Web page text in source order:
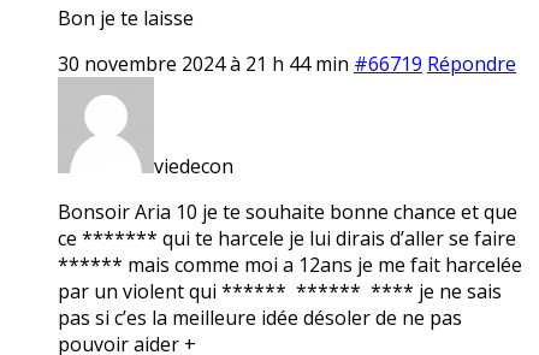
Bon je te laisse
30 novembre 2024 à 21 h 44 min #66719 Répondre
viedecon
Bonsoir Aria 10 je te souhaite bonne chance et que
ce ******* qui te harcele je lui dirais d’aller se faire
****** mais comme moi a 12ans je me fait harcelée
par un violent qui ****** ****** **** je ne sais
pas si c’es la meilleure idée désoler de ne pas
pouvoir aider +